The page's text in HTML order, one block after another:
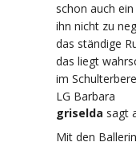
schon auch
ihn nicht zu
das ständige
das liegt
im
LG Barbara
griselda sagt
Mit den